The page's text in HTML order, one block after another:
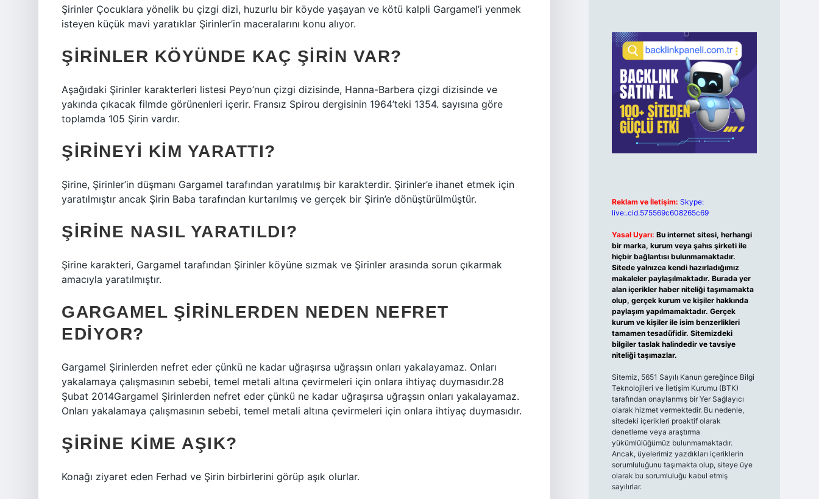
Şirinler Çocuklara yönelik bu çizgi dizi, huzurlu bir köyde yaşayan ve kötü kalpli Gargamel’i yenmek
isteyen küçük mavi yaratıklar Şirinler’in maceralarını konu alıyor.
ŞIRINLER KÖYÜNDE KAÇ ŞIRIN VAR?
Aşağıdaki Şirinler karakterleri listesi Peyo’nun çizgi dizisinde, Hanna-Barbera çizgi dizisinde ve
yakında çıkacak filmde görünenleri içerir. Fransız Spirou dergisinin 1964’teki 1354. sayısına göre
toplamda 105 Şirin vardır.
ŞIRINEYI KIM YARATTI?
Şirine, Şirinler’in düşmanı Gargamel tarafından yaratılmış bir karakterdir. Şirinler’e ihanet etmek için
yaratılmıştır ancak Şirin Baba tarafından kurtarılmış ve gerçek bir Şirin’e dönüştürülmüştür.
ŞIRINE NASIL YARATILDI?
Şirine karakteri, Gargamel tarafından Şirinler köyüne sızmak ve Şirinler arasında sorun çıkarmak
amacıyla yaratılmıştır.
GARGAMEL ŞIRINLERDEN NEDEN NEFRET
EDIYOR?
Gargamel Şirinlerden nefret eder çünkü ne kadar uğraşırsa uğraşsın onları yakalayamaz. Onları
yakalamaya çalışmasının sebebi, temel metali altına çevirmeleri için onlara ihtiyaç duymasıdır.28
Şubat 2014Gargamel Şirinlerden nefret eder çünkü ne kadar uğraşırsa uğraşsın onları yakalayamaz.
Onları yakalamaya çalışmasının sebebi, temel metali altına çevirmeleri için onlara ihtiyaç duymasıdır.
ŞIRINE KIME AŞIK?
Konağı ziyaret eden Ferhad ve Şirin birbirlerini görüp aşık olurlar.
Reklam ve İletişim: Skype:
live:.cid.575569c608265c69
Yasal Uyarı: Bu internet sitesi, herhangi
bir marka, kurum veya şahıs şirketi ile
hiçbir bağlantısı bulunmamaktadır.
Sitede yalnızca kendi hazırladığımız
makaleler paylaşılmaktadır. Burada yer
alan içerikler haber niteliği taşımamakta
olup, gerçek kurum ve kişiler hakkında
paylaşım yapılmamaktadır. Gerçek
kurum ve kişiler ile isim benzerlikleri
tamamen tesadüfidir. Sitemizdeki
bilgiler taslak halindedir ve tavsiye
niteliği taşımazlar.
Sitemiz, 5651 Sayılı Kanun gereğince Bilgi
Teknolojileri ve İletişim Kurumu (BTK)
tarafından onaylanmış bir Yer Sağlayıcı
olarak hizmet vermektedir. Bu nedenle,
sitedeki içerikleri proaktif olarak
denetleme veya araştırma
yükümlülüğümüz bulunmamaktadır.
Ancak, üyelerimiz yazdıkları içeriklerin
sorumluluğunu taşımakta olup, siteye üye
olarak bu sorumluluğu kabul etmiş
sayılırlar.